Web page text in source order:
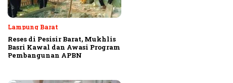
Lampung Barat
Reses di Pesisir Barat, Mukhlis
Basri Kawal dan Awasi Program
Pembangunan APBN